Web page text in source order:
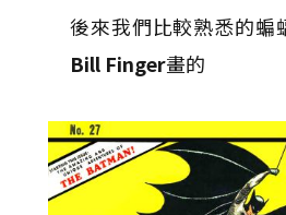
後來我們比較熟悉的蝙
Bill Finger畫的